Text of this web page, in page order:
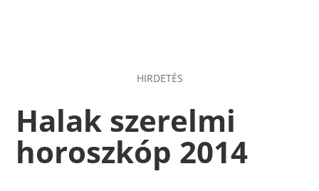
HIRDETÉS
Halak szerelmi
horoszkóp 2014